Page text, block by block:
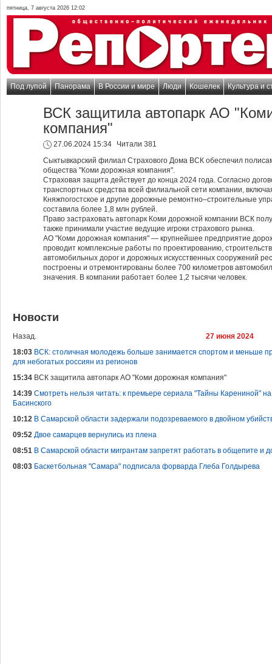
пятница, 7 августа 2026 12:02
Под лупой Панорама В России и мире Люди Кошелек Культура и
ВСК защитила автопарк АО
компания"
27.06.2024 15:34
Читали 381
Сыктывкарский филиал Страхового Дома ВСК обеспечил
общества "Коми дорожная компания".
Страховая защита действует до конца 2024 года. Согласно
транспортных средства всей филиальной сети компании,
Княжпогостское и другие дорожные ремонтно–строительные
составила более 1,8 млн рублей.
Право застраховать автопарк Коми дорожной компании ВСК
также принимали участие ведущие игроки страхового рынка.
АО "Коми дорожная компания" — крупнейшее предприятие
проводит комплексные работы по проектированию,
автомобильных дорог и дорожных искусственных сооружений
построены и отремонтированы более 700 километров
значения. В компании работает более 1,2 тысячи человек.
Новости
Назад.
27 июня 2024
18:03 ВСК: столичная молодежь больше занимается спортом и меньше
для небогатых россиян из регионов
15:34 ВСК защитила автопарк АО "Коми дорожная компания"
14:39 Смотреть нельзя читать: к премьере сериала "Тайны Карениной"
Басинского
10:12 В Самарской области задержали подозреваемого в двойном
09:52 Двое самарцев вернулись из плена
08:51 В Самарской области мигрантам запретят работать в общепите и
08:03 Баскетбольная "Самара" подписала форварда Глеба Голдырева